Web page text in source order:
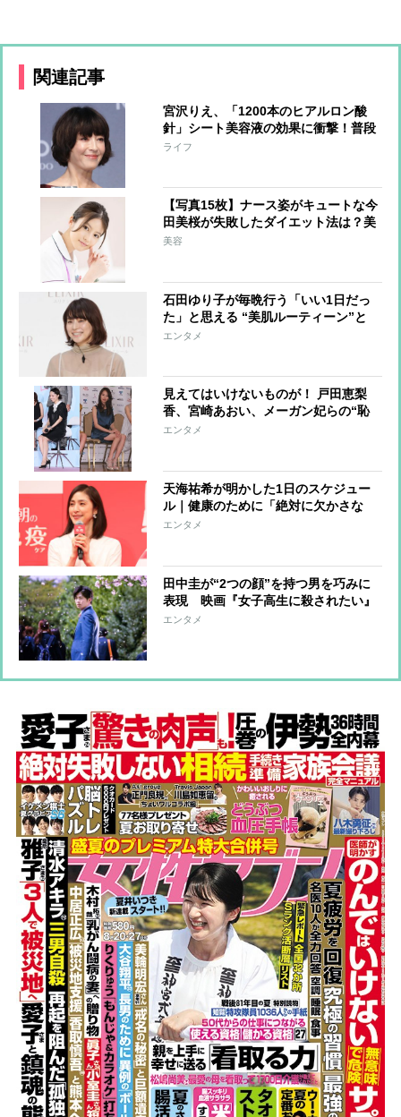
関連記事
宮沢りえ、「1200本のヒアルロン酸
針」シート美容液の効果に衝撃！普段
の美容法も明かす
ライフ
【写真15枚】ナース姿がキュートな今
田美桜が失敗したダイエット法は？美
の秘訣を語る
美容
石田ゆり子が毎晩行う「いい1日だっ
た」と思える “美肌ルーティーン”と
は？
エンタメ
見えてはいけないものが！ 戸田恵梨
香、宮崎あおい、メーガン妃らの“恥
ずかしい”写真
エンタメ
天海祐希が明かした1日のスケジュー
ル｜健康のために「絶対に欠かさな
い」習慣とは？
エンタメ
田中圭が“2つの顔”を持つ男を巧みに
表現 映画『女子高生に殺されたい』
はタイトル負けしてないスリリングな
エンタメ